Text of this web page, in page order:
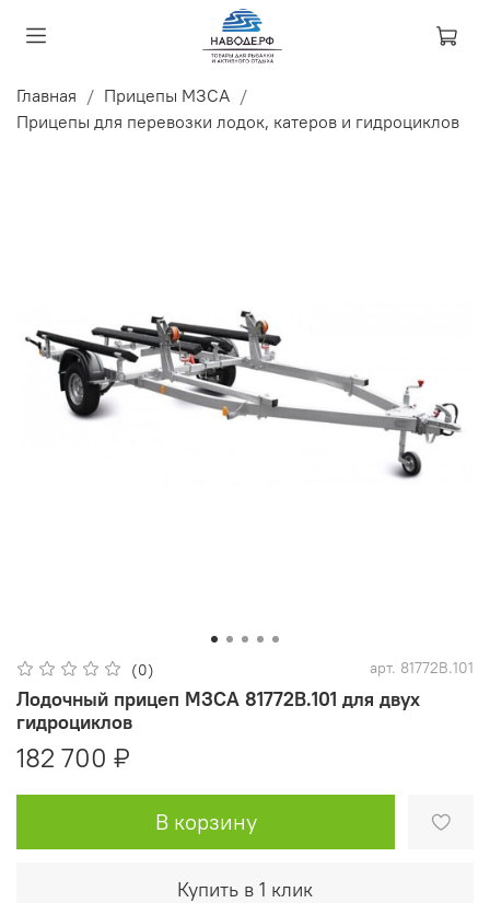
Главная
Прицепы МЗСА
Прицепы для перевозки лодок, катеров и гидроциклов
(0) арт. 81772B.101
Лодочный прицеп МЗСА 81772B.101 для двух
гидроциклов
182 700 ₽
В корзину
Купить в 1 клик